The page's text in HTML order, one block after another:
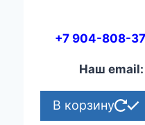
+7 904-808-
Наш
В корзину